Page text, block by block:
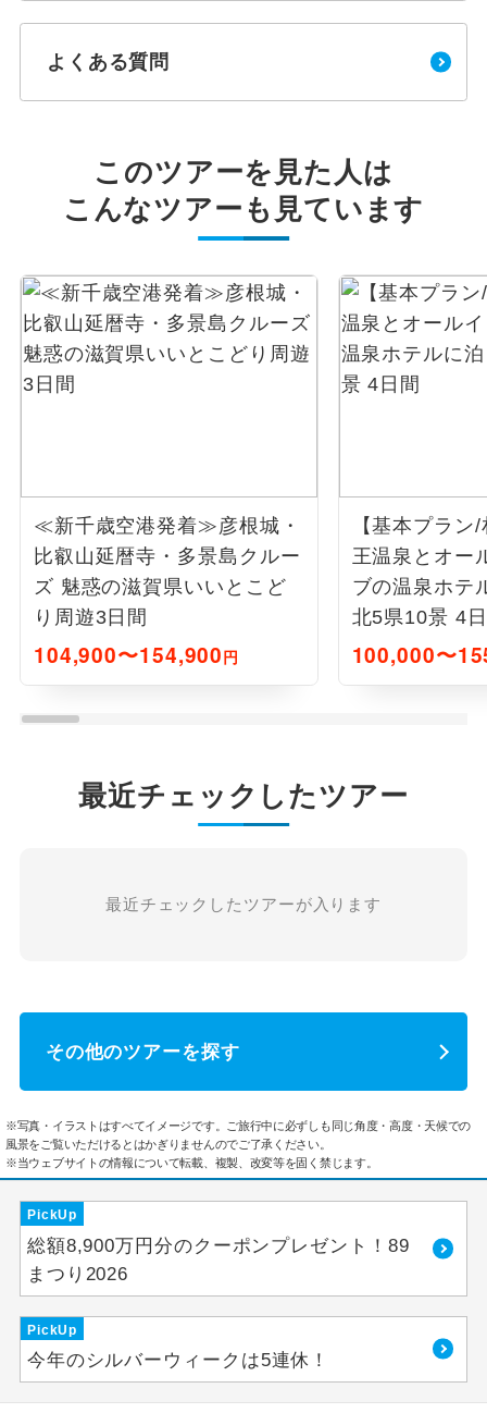
よくある質問
このツアーを見た人は
こんなツアーも見ています
≪新千歳空港発着≫彦根城・
比叡山延暦寺・多景島クルー
ズ 魅惑の滋賀県いいとこど
り周遊3日間
104,900〜154,900円
【基本プラ
王温泉とオー
ブの温泉ホテ
北5県10景 4
100,000〜
最近チェックしたツアー
最近チェックしたツアーが入ります
その他のツアーを探す
※写真・イラストはすべてイメージです。ご旅行中に必ずしも同じ角度・高度・天候での
風景をご覧いただけるとはかぎりませんのでご了承ください。
※当ウェブサイトの情報について転載、複製、改変等を固く禁じます。
PickUp
総額8,900万円分のクーポンプレゼント！89
まつり2026
PickUp
今年のシルバーウィークは5連休！